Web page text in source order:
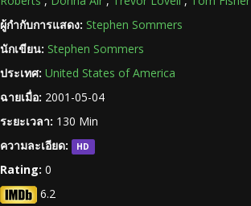
ผู้กำกับการแสดง: Stephen Sommers
นักเขียน: Stephen Sommers
ประเทศ: United States of America
ฉายเมื่อ: 2001-05-04
ระยะเวลา: 130 Min
ความละเอียด:
HD
Rating: 0
6.2